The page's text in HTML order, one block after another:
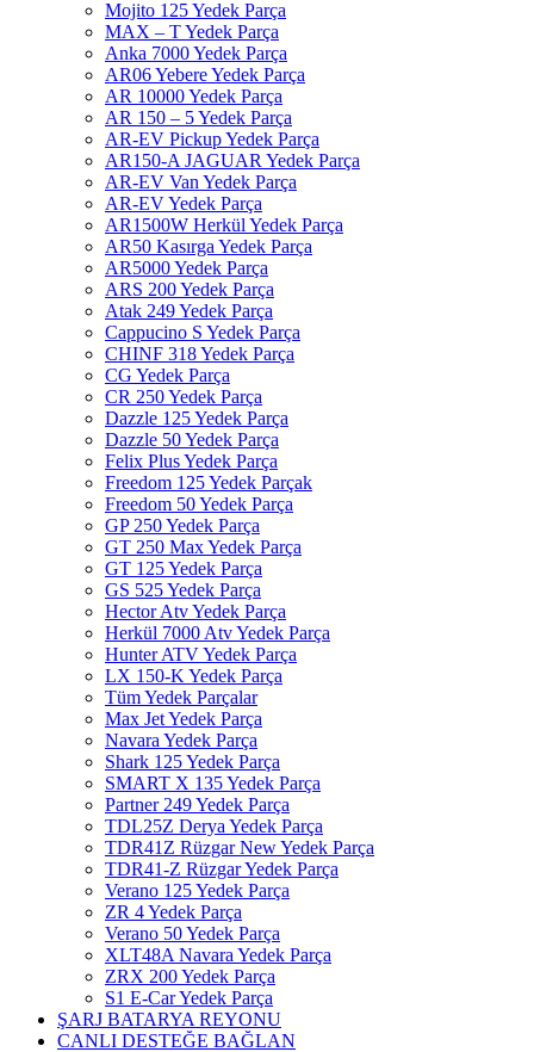
Mojito 125 Yedek Parça
MAX – T Yedek Parça
Anka 7000 Yedek Parça
AR06 Yebere Yedek Parça
AR 10000 Yedek Parça
AR 150 – 5 Yedek Parça
AR-EV Pickup Yedek Parça
AR150-A JAGUAR Yedek Parça
AR-EV Van Yedek Parça
AR-EV Yedek Parça
AR1500W Herkül Yedek Parça
AR50 Kasırga Yedek Parça
AR5000 Yedek Parça
ARS 200 Yedek Parça
Atak 249 Yedek Parça
Cappucino S Yedek Parça
CHINF 318 Yedek Parça
CG Yedek Parça
CR 250 Yedek Parça
Dazzle 125 Yedek Parça
Dazzle 50 Yedek Parça
Felix Plus Yedek Parça
Freedom 125 Yedek Parçak
Freedom 50 Yedek Parça
GP 250 Yedek Parça
GT 250 Max Yedek Parça
GT 125 Yedek Parça
GS 525 Yedek Parça
Hector Atv Yedek Parça
Herkül 7000 Atv Yedek Parça
Hunter ATV Yedek Parça
LX 150-K Yedek Parça
Tüm Yedek Parçalar
Max Jet Yedek Parça
Navara Yedek Parça
Shark 125 Yedek Parça
SMART X 135 Yedek Parça
Partner 249 Yedek Parça
TDL25Z Derya Yedek Parça
TDR41Z Rüzgar New Yedek Parça
TDR41-Z Rüzgar Yedek Parça
Verano 125 Yedek Parça
ZR 4 Yedek Parça
Verano 50 Yedek Parça
XLT48A Navara Yedek Parça
ZRX 200 Yedek Parça
S1 E-Car Yedek Parça
ŞARJ BATARYA REYONU
CANLI DESTEĞE BAĞLAN